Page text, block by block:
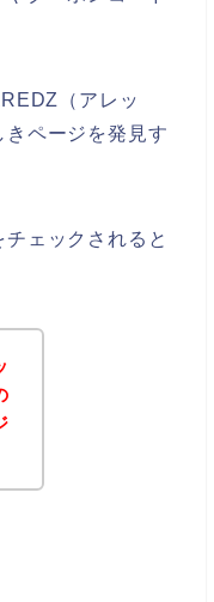
（アレッ
ページを発見す
ェックされると